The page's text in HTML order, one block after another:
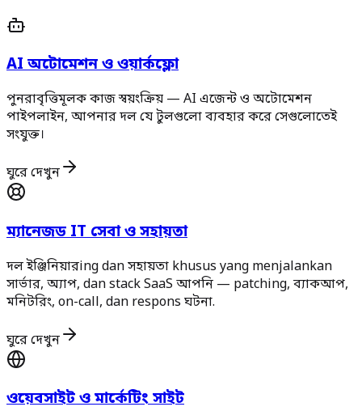
AI অটোমেশন ও ওয়ার্কফ্লো
পুনরাবৃত্তিমূলক কাজ স্বয়ংক্রিয় — AI এজেন্ট ও অটোমেশন
পাইপলাইন, আপনার দল যে টুলগুলো ব্যবহার করে সেগুলোতেই
সংযুক্ত।
ঘুরে দেখুন
ম্যানেজড IT সেবা ও সহায়তা
দল ইঞ্জিনিয়ারing dan সহায়তা khusus yang menjalankan
সার্ভার, অ্যাপ, dan stack SaaS আপনি — patching, ব্যাকআপ,
মনিটরিং, on-call, dan respons ঘটনা.
ঘুরে দেখুন
ওয়েবসাইট ও মার্কেটিং সাইট